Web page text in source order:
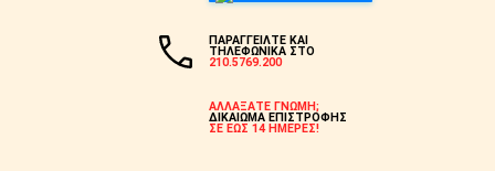
ΠΑΡΑΓΓΕΙΛΤΕ ΚΑΙ
ΤΗΛΕΦΩΝΙΚΑ ΣΤΟ
210.5769.200
ΑΛΛΑΞΑΤΕ ΓΝΩΜΗ;
ΔΙΚΑΙΩΜΑ ΕΠΙΣΤΡΟΦΗΣ
ΣΕ ΕΩΣ 14 ΗΜΕΡΕΣ!